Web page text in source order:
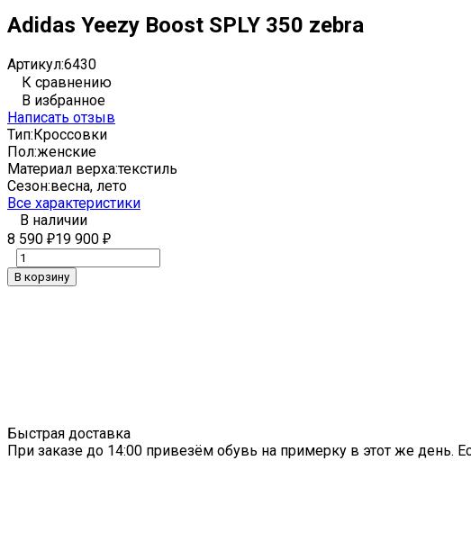
Adidas Yeezy Boost SPLY 350 zebra
Артикул:6430
К сравнению
В избранное
Написать отзыв
Тип:Кроссовки
Пол:женские
Материал верха:текстиль
Сезон:весна, лето
Все характеристики
В наличии
8 590 ₽19 900 ₽
В корзину
Быстрая доставка
При заказе до 14:00 привезём обувь на примерку в этот же день.